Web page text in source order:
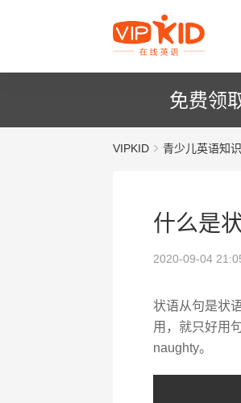
免费领
VIPKID 青少儿英语知识
什么是
2020-09-04
状语从句是状
用，就只好用
naughty。